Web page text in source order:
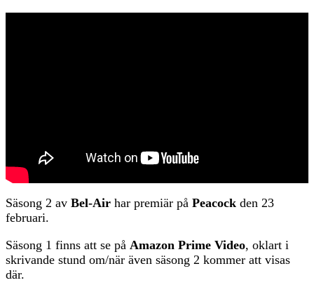
Säsong 2 av Bel-Air har premiär på Peacock den 23
februari.
Säsong 1 finns att se på Amazon Prime Video, oklart i
skrivande stund om/när även säsong 2 kommer att visas
där.